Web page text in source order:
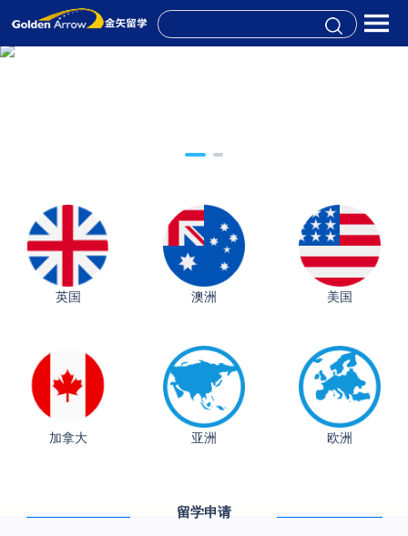
英国 澳洲 美国
加拿大 亚洲 欧洲
留学申请
从上海财大2+2到谢菲尔德：低均分逆袭QS百强金